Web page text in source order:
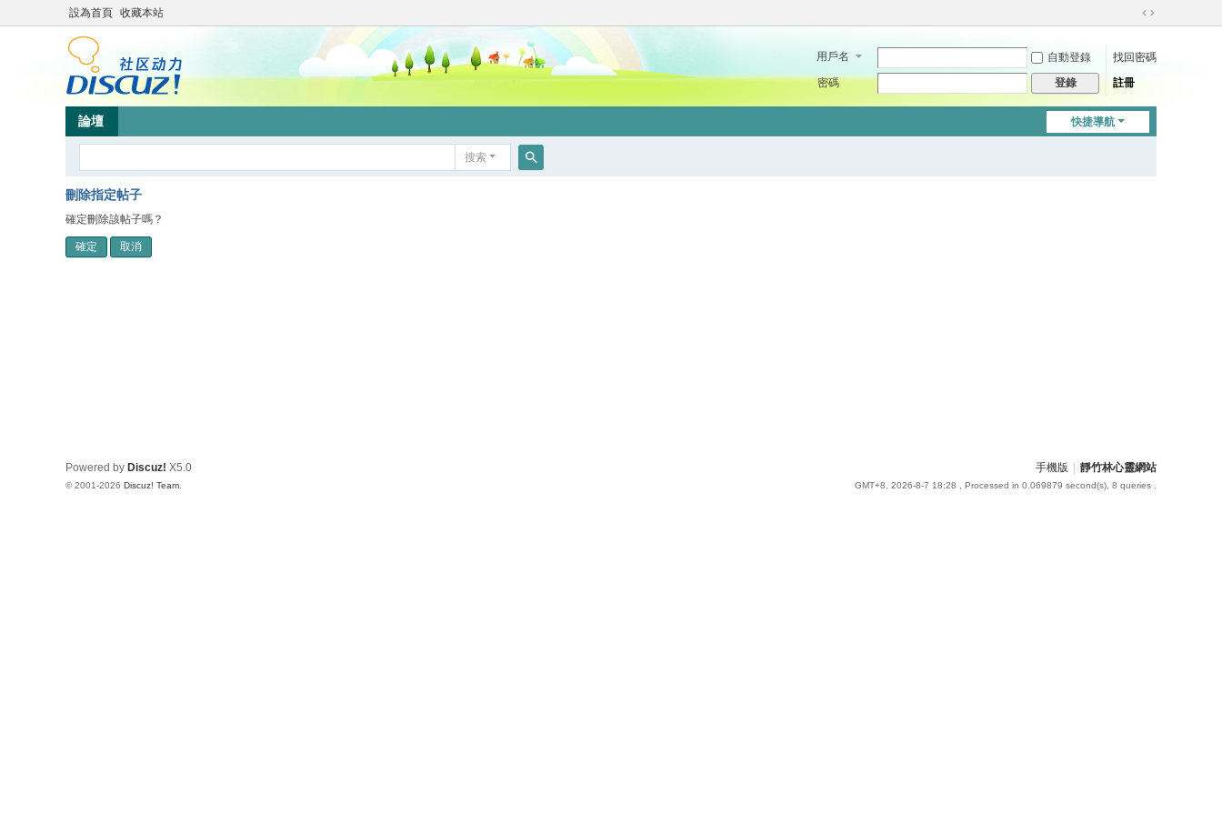
設為首頁 收藏本站
切
到
用戶名 自動登錄
找回密碼
密碼
登錄 註冊
快捷導航
論壇
搜索
刪除指定帖子
確定刪除該帖子嗎？
確定 取消
手機版 靜竹林心靈網站
GMT+8, 2026-8-7 18:28 , Processed in 0.069879 second(s), 8 queries .
Powered by Discuz! X5.0
© 2001-2026 Discuz! Team